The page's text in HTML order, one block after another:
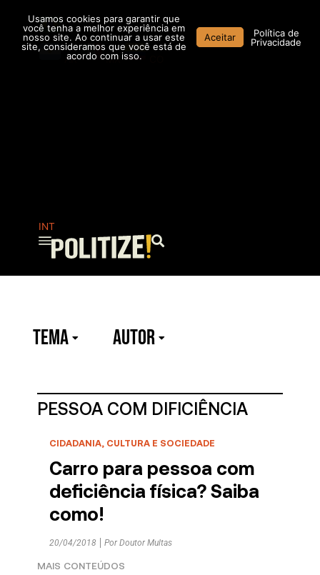
conteúdo
AR MX
INT
Pesquisar
TEMA Autor
PESSOA COM DIFICIÊNCIA
CIDADANIA, CULTURA E SOCIEDADE
Carro para pessoa com
deficiência física? Saiba
como!
20/04/2018 Por Doutor Multas
Usamos cookies para garantir que
você tenha a melhor experiência em
nosso site. Ao continuar a usar este
site, consideramos que você está de
acordo com isso.
Aceitar
Política de
Privacidade